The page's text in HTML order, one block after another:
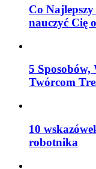
Co
nauczyć Cię
5 Sposobów,
Twórcom
10
robotnika